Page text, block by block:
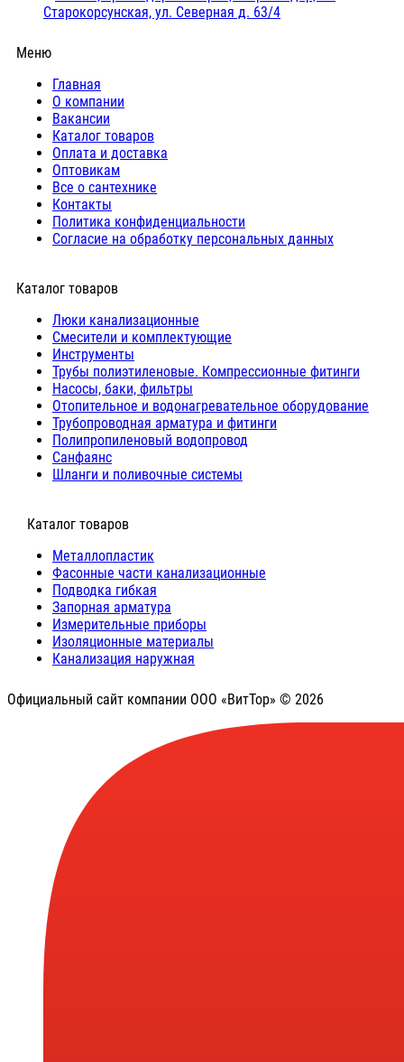
Старокорсунская, ул. Северная д. 63/4
Меню
Главная
О компании
Вакансии
Каталог товаров
Оплата и доставка
Оптовикам
Все о сантехнике
Контакты
Политика конфиденциальности
Согласие на обработку персональных данных
Каталог товаров
Люки канализационные
Cмесители и комплектующие
Инструменты
Трубы полиэтиленовые. Компрессионные фитинги
Насосы, баки, фильтры
Отопительное и водонагревательное оборудование
Трубопроводная арматура и фитинги
Полипропиленовый водопровод
Санфаянс
Шланги и поливочные системы
⠀Каталог товаров
Металлопластик
Фасонные части канализационные
Подводка гибкая
Запорная арматура
Измерительные приборы
Изоляционные материалы
Канализация наружная
Официальный сайт компании ООО «ВитТор» © 2026